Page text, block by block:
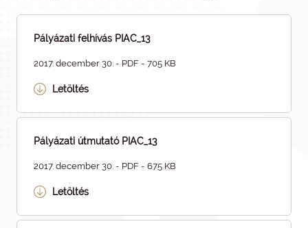
Pályázati felhívás PIAC_13
2017. december 30. - PDF - 705 KB
Letöltés
Pályázati útmutató PIAC_13
2017. december 30. - PDF - 675 KB
Letöltés